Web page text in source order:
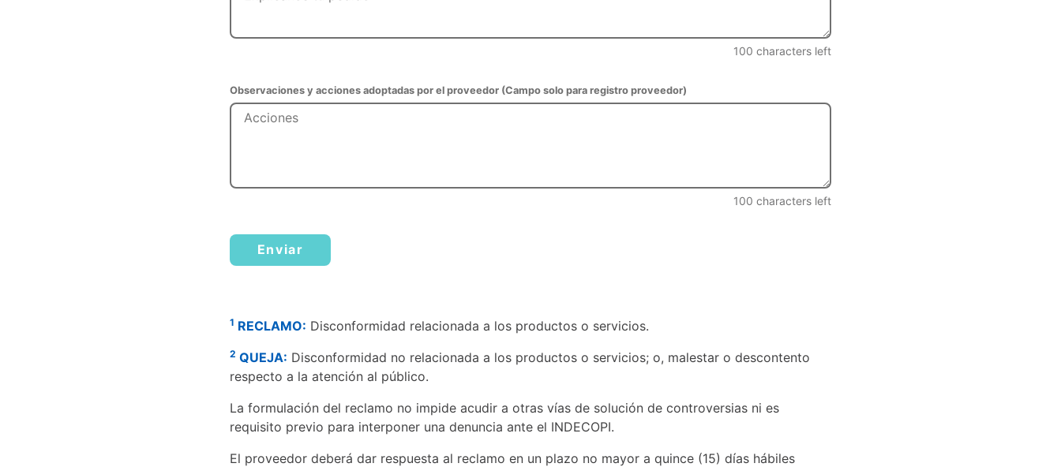
100 characters left
Observaciones y acciones adoptadas por el proveedor (Campo solo para registro proveedor)
100 characters left
Enviar
1 RECLAMO: Disconformidad relacionada a los productos o servicios.
2 QUEJA: Disconformidad no relacionada a los productos o servicios; o, malestar o descontento
respecto a la atención al público.
La formulación del reclamo no impide acudir a otras vías de solución de controversias ni es
requisito previo para interponer una denuncia ante el INDECOPI.
El proveedor deberá dar respuesta al reclamo en un plazo no mayor a quince (15) días hábiles